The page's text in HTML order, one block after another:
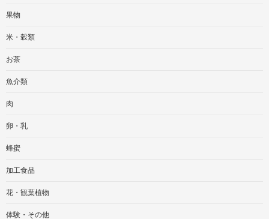
果物
米・穀類
お茶
魚介類
肉
卵・乳
蜂蜜
加工食品
花・観葉植物
体験・その他